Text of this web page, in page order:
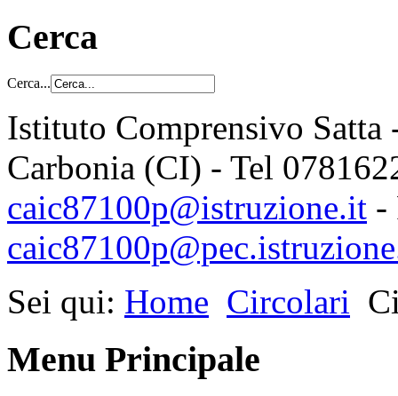
Cerca
Cerca...
Istituto Comprensivo
Carbonia (CI) - Tel
caic87100p@istruzione.it -
Sei qui: Home Circolari
Menu Principale